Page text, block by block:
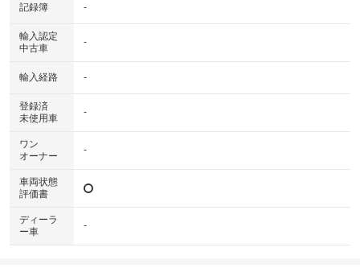
記録簿 -
輸入認定
中古車
-
輸入経路 -
登録済
未使用車
-
ワン
オーナー
-
車両状態
評価書
ディーラ
ー車
-